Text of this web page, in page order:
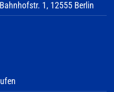
1, 12555 Berlin